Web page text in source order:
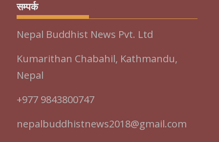
सम्पर्क
Nepal Buddhist News Pvt. Ltd
Kumarithan Chabahil, Kathmandu,
Nepal
+977 9843800747
nepalbuddhistnews2018@gmail.com